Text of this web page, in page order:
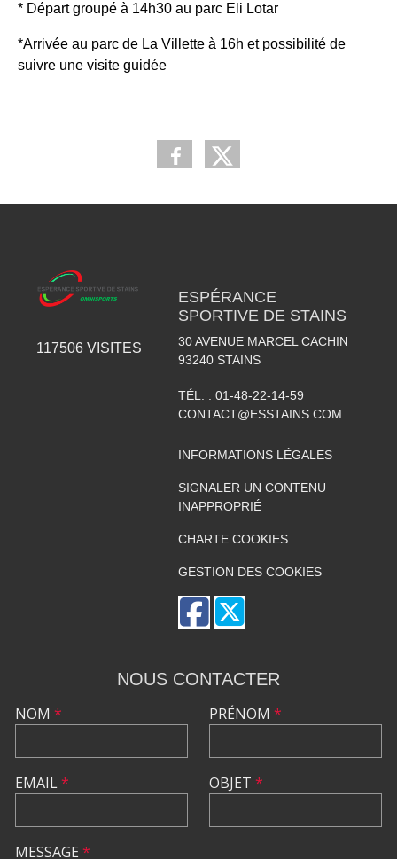
* Départ groupé à 14h30 au parc Eli Lotar
*Arrivée au parc de La Villette à 16h et possibilité de
suivre une visite guidée
117506VISITES
ESPÉRANCE
SPORTIVE DE STAINS
30 AVENUE MARCEL CACHIN
93240 STAINS
TÉL. : 01-48-22-14-59
CONTACT@ESSTAINS.COM
INFORMATIONS LÉGALES
SIGNALER UN CONTENU
INAPPROPRIÉ
CHARTE COOKIES
GESTION DES COOKIES
NOUS CONTACTER
NOM *
EMAIL*
PRÉNOM *
OBJET *
MESSAGE *